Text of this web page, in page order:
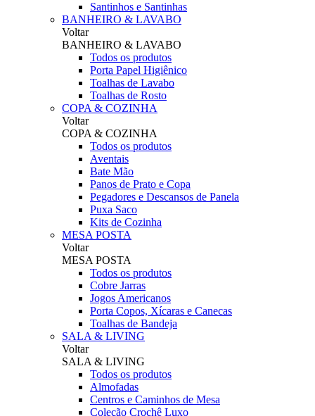
Santinhos e Santinhas
BANHEIRO & LAVABO
Voltar
BANHEIRO & LAVABO
Todos os produtos
Porta Papel Higiênico
Toalhas de Lavabo
Toalhas de Rosto
COPA & COZINHA
Voltar
COPA & COZINHA
Todos os produtos
Aventais
Bate Mão
Panos de Prato e Copa
Pegadores e Descansos de Panela
Puxa Saco
Kits de Cozinha
MESA POSTA
Voltar
MESA POSTA
Todos os produtos
Cobre Jarras
Jogos Americanos
Porta Copos, Xícaras e Canecas
Toalhas de Bandeja
SALA & LIVING
Voltar
SALA & LIVING
Todos os produtos
Almofadas
Centros e Caminhos de Mesa
Coleção Crochê Luxo